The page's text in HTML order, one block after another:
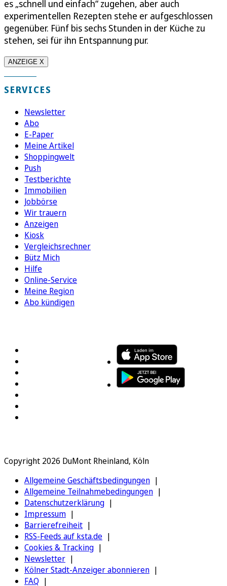
es „schnell und einfach“ zugehen, aber auch
experimentellen Rezepten stehe er aufgeschlossen
gegenüber. Fünf bis sechs Stunden in der Küche zu
stehen, sei für ihn Entspannung pur.
ANZEIGE X
SERVICES
Newsletter
Abo
E-Paper
Meine Artikel
Shoppingwelt
Push
Testberichte
Immobilien
Jobbörse
Wir trauern
Anzeigen
Kiosk
Vergleichsrechner
Bütz Mich
Hilfe
Online-Service
Meine Region
Abo kündigen
Copyright 2026 DuMont Rheinland, Köln
Allgemeine Geschäftsbedingungen
Allgemeine Teilnahmebedingungen
Datenschutzerklärung
Impressum
Barrierefreiheit
RSS-Feeds auf ksta.de
Cookies & Tracking
Newsletter
Kölner Stadt-Anzeiger abonnieren
FAQ